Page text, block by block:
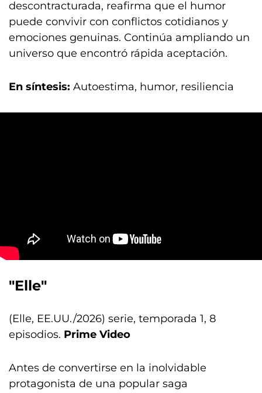
descontracturada, reafirma que el humor
puede convivir con conflictos cotidianos y
emociones genuinas. Continúa ampliando un
universo que encontró rápida aceptación.
En síntesis: Autoestima, humor, resiliencia
"Elle"
(Elle, EE.UU./2026) serie, temporada 1, 8
episodios. Prime Video
Antes de convertirse en la inolvidable
protagonista de una popular saga